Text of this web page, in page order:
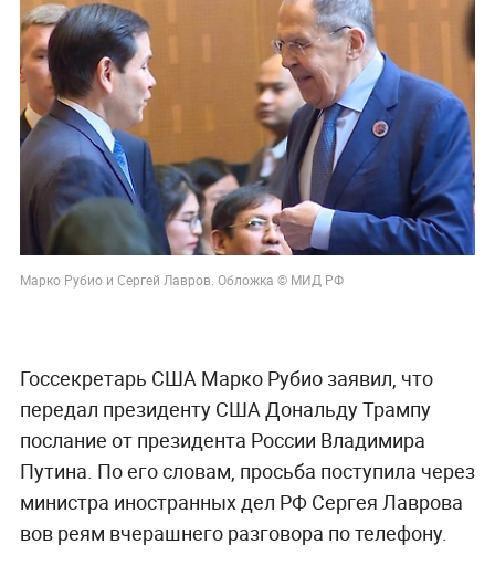
Марко Рубио и Сергей Лавров. Обложка © МИД РФ
Госсекретарь США Марко Рубио заявил, что
передал президенту США Дональду Трампу
послание от президента России Владимира
Путина. По его словам, просьба поступила через
министра иностранных дел РФ Сергея Лаврова
вов реям вчерашнего разговора по телефону.